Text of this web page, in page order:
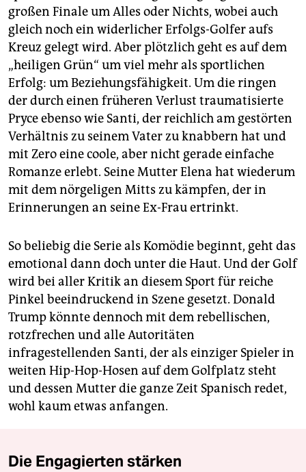
großen Finale um Alles oder Nichts, wobei auch
gleich noch ein widerlicher Erfolgs-Golfer aufs
Kreuz gelegt wird. Aber plötzlich geht es auf dem
„heiligen Grün“ um viel mehr als sportlichen
Erfolg: um Beziehungsfähigkeit. Um die ringen
der durch einen früheren Verlust traumatisierte
Pryce ebenso wie Santi, der reichlich am gestörten
Verhältnis zu seinem Vater zu knabbern hat und
mit Zero eine coole, aber nicht gerade einfache
Romanze erlebt. Seine Mutter Elena hat wiederum
mit dem nörgeligen Mitts zu kämpfen, der in
Erinnerungen an seine Ex-Frau ertrinkt.
So beliebig die Serie als Komödie beginnt, geht das
emotional dann doch unter die Haut. Und der Golf
wird bei aller Kritik an diesem Sport für reiche
Pinkel beeindruckend in Szene gesetzt. Donald
Trump könnte dennoch mit dem rebellischen,
rotzfrechen und alle Autoritäten
infragestellenden Santi, der als einziger Spieler in
weiten Hip-Hop-Hosen auf dem Golfplatz steht
und dessen Mutter die ganze Zeit Spanisch redet,
wohl kaum etwas anfangen.
Die Engagierten stärken